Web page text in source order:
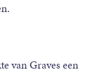
van Graves een